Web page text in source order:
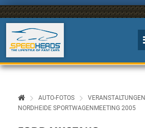
AUTO-FOTOS
VERANSTALTUNGEN
NORDHEIDE SPORTWAGENMEETING 2005